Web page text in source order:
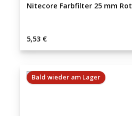
Nitecore Farbfilter 25 mm Rot
Regulärer Preis:
5,53 €
Bald wieder am Lager